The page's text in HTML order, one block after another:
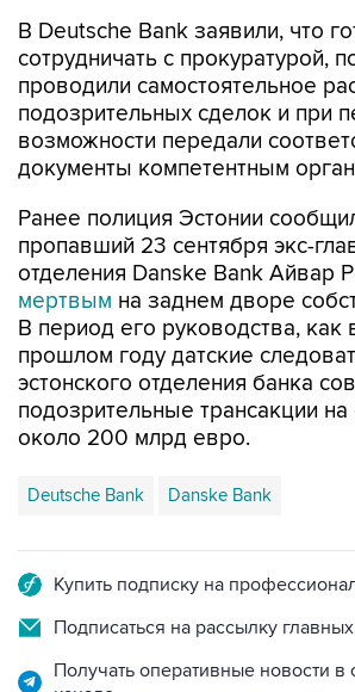
В Deutsche Bank заявили, что
сотрудничать с прокуратурой,
проводили самостоятельное
подозрительных сделок и при
возможности передали
документы компетентным
Ранее полиция Эстонии
пропавший 23 сентября экс-
отделения Danske Bank Айвар
мертвым на заднем дворе
В период его руководства, как
прошлом году датские
эстонского отделения банка
подозрительные трансакции
около 200 млрд евро.
Deutsche Bank Danske Bank
Купить подписку на
Подписаться на рассылку
Получать оперативные новости